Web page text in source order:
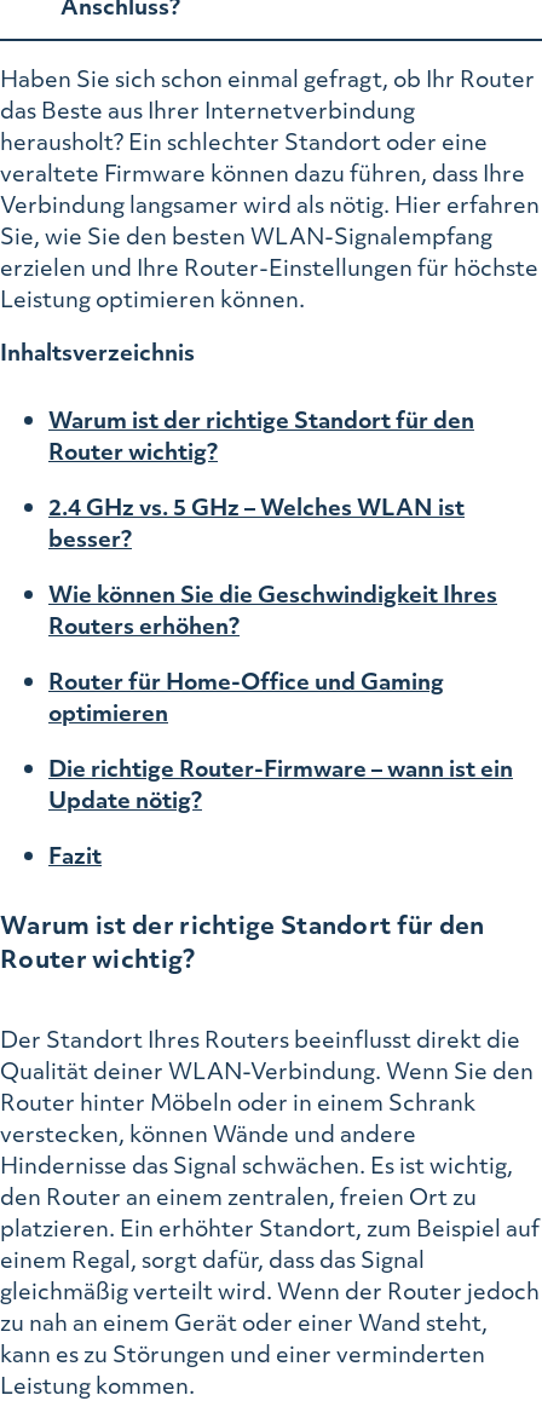
Haben Sie sich schon einmal gefragt, ob Ihr Router
das Beste aus Ihrer Internetverbindung
herausholt? Ein schlechter Standort oder eine
veraltete Firmware können dazu führen, dass Ihre
Verbindung langsamer wird als nötig. Hier erfahren
Sie, wie Sie den besten WLAN-Signalempfang
erzielen und Ihre Router-Einstellungen für höchste
Leistung optimieren können.
Inhaltsverzeichnis
Warum ist der richtige Standort für den
Router wichtig?
2.4 GHz vs. 5 GHz – Welches WLAN ist
besser?
Wie können Sie die Geschwindigkeit Ihres
Routers erhöhen?
Router für Home-Office und Gaming
optimieren
Die richtige Router-Firmware – wann ist ein
Update nötig?
Fazit
Warum ist der richtige Standort für den
Router wichtig?
Der Standort Ihres Routers beeinflusst direkt die
Qualität deiner WLAN-Verbindung. Wenn Sie den
Router hinter Möbeln oder in einem Schrank
verstecken, können Wände und andere
Hindernisse das Signal schwächen. Es ist wichtig,
den Router an einem zentralen, freien Ort zu
platzieren. Ein erhöhter Standort, zum Beispiel auf
einem Regal, sorgt dafür, dass das Signal
gleichmäßig verteilt wird. Wenn der Router jedoch
zu nah an einem Gerät oder einer Wand steht,
kann es zu Störungen und einer verminderten
Leistung kommen.